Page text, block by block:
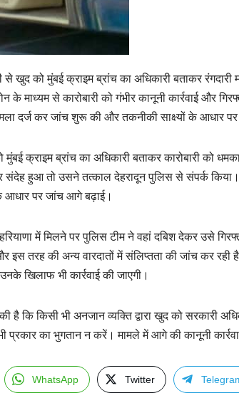
से खुद को मुंबई क्राइम ब्रांच का अधिकारी बताकर
के माध्यम से कारोबारी को गंभीर कानूनी कार्रवाई और
दर्ज कर जांच शुरू की और तकनीकी साक्ष्यों के आधार
क्राइम ब्रांच का अधिकारी बताकर कारोबारी को
संदेह हुआ तो उसने तत्काल देहरादून पुलिस से संपर्क
आधार पर जांच आगे बढ़ाई।
में मिलने पर पुलिस टीम ने वहां दबिश देकर उसे
इस तरह की अन्य वारदातों में संलिप्तता की जांच कर रही
खिलाफ भी कार्रवाई की जाएगी।
है कि किसी भी अनजान व्यक्ति द्वारा खुद को सरकारी
प्रकार का भुगतान न करें। मामले में आगे की कानूनी
WhatsApp Twitter